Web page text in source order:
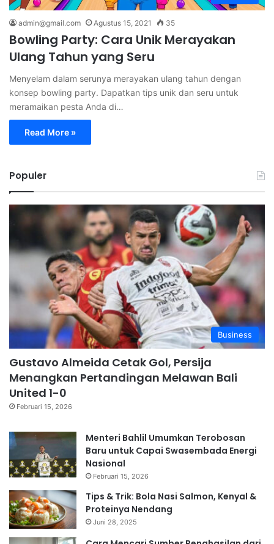
admin@gmail.com Agustus 15, 2021 35
Bowling Party: Cara Unik Merayakan
Ulang Tahun yang Seru
Menyelam dalam serunya merayakan ulang tahun dengan
konsep bowling party. Dapatkan tips unik dan seru untuk
meramaikan pesta Anda di…
Read More »
Populer
Business
Gustavo Almeida Cetak Gol, Persija
Menangkan Pertandingan Melawan Bali
United 1-0
Februari 15, 2026
Menteri Bahlil Umumkan Terobosan
Baru untuk Capai Swasembada Energi
Nasional
Februari 15, 2026
Tips & Trik: Bola Nasi Salmon, Kenyal &
Proteinya Nendang
Juni 28, 2025